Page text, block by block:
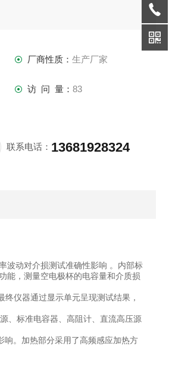
厂商性质： 生产厂家
访 问 量： 83
联系电话： 13681928324
波动对介损测试准确性影响 。内部标
能，测量空电极杯的电容量和介质损
仪器通过显示单元呈现测试结果，
、标准电容器、高阻计、直流高压源
。加热部分采用了高频感应加热方